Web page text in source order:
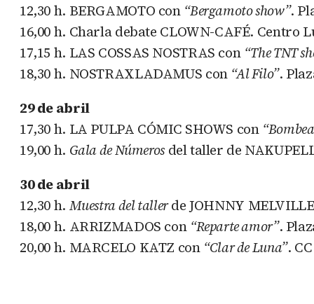
12,30 h. BERGAMOTO con “Bergamoto show”.
16,00 h. Charla debate CLOWN-CAFÉ. Centro
17,15 h. LAS COSSAS NOSTRAS con “The TNT
18,30 h. NOSTRAXLADAMUS con “Al Filo”.
29 de abril
17,30 h. LA PULPA CÓMIC SHOWS con
19,00 h. Gala de Númerosdel taller de
30 de abril
12,30 h. Muestra del tallerdeJOHNNY MELVILLE
18,00 h. ARRIZMADOS con “Reparte amor”.
20,00 h. MARCELO KATZ con “Clar de Luna”.